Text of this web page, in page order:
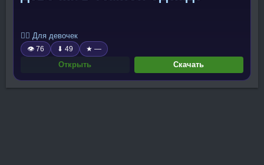
🧍‍♀️ Для девочек
👁 76 ⬇ 49 ★ —
Открыть Скачать